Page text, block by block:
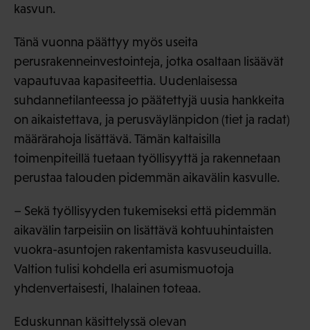
kasvun.
Tänä vuonna päättyy myös useita
perusrakenneinvestointeja, jotka osaltaan lisäävät
vapautuvaa kapasiteettia. Uudenlaisessa
suhdannetilanteessa jo päätettyjä uusia hankkeita
on aikaistettava, ja perusväylänpidon (tiet ja radat)
määrärahoja lisättävä. Tämän kaltaisilla
toimenpiteillä tuetaan työllisyyttä ja rakennetaan
perustaa talouden pidemmän aikavälin kasvulle.
– Sekä työllisyyden tukemiseksi että pidemmän
aikavälin tarpeisiin on lisättävä kohtuuhintaisten
vuokra-asuntojen rakentamista kasvuseuduilla.
Valtion tulisi kohdella eri asumismuotoja
yhdenvertaisesti, Ihalainen toteaa.
Eduskunnan käsittelyssä olevan